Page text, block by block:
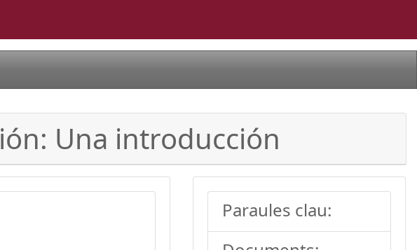
Una introducción
Paraules clau: